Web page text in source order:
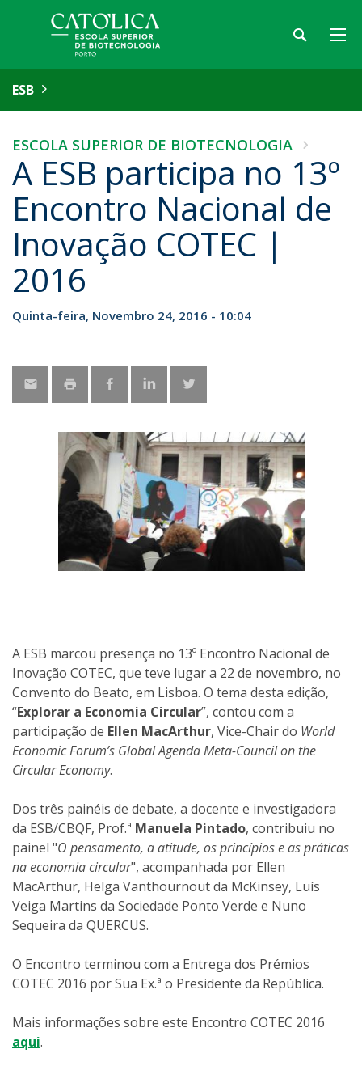
ESB
ESCOLA SUPERIOR DE BIOTECNOLOGIA
A ESB participa no 13º
Encontro Nacional de
Inovação COTEC |
2016
Quinta-feira, Novembro 24, 2016 - 10:04
A ESB marcou presença no 13º Encontro Nacional de
Inovação COTEC, que teve lugar a 22 de novembro, no
Convento do Beato, em Lisboa. O tema desta edição,
“Explorar a Economia Circular”, contou com a
participação de Ellen MacArthur, Vice-Chair do World
Economic Forum’s Global Agenda Meta-Council on the
Circular Economy.
Dos três painéis de debate, a docente e investigadora
da ESB/CBQF, Prof.ª Manuela Pintado, contribuiu no
painel "O pensamento, a atitude, os princípios e as práticas
na economia circular", acompanhada por Ellen
MacArthur, Helga Vanthournout da McKinsey, Luís
Veiga Martins da Sociedade Ponto Verde e Nuno
Sequeira da QUERCUS.
O Encontro terminou com a Entrega dos Prémios
COTEC 2016 por Sua Ex.ª o Presidente da República.
Mais informações sobre este Encontro COTEC 2016
aqui.